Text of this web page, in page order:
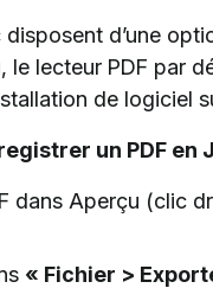
d’une
le lecteur PDF par
de logiciel
un PDF en
dans Aperçu (clic
« Fichier >